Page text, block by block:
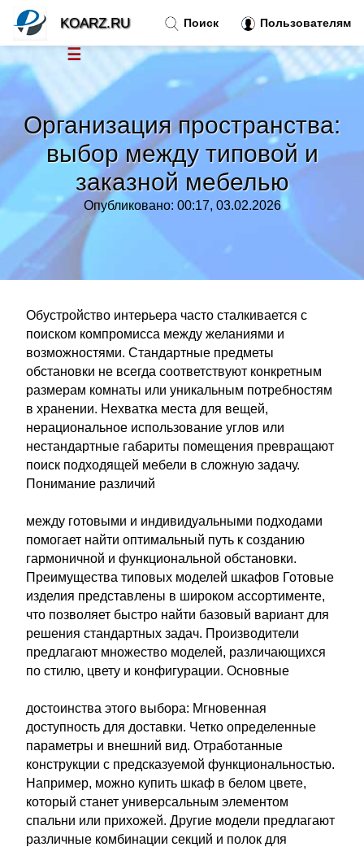
Организация пространства:
выбор между типовой и
заказной мебелью
Опубликовано: 00:17, 03.02.2026
Обустройство интерьера часто сталкивается с
поиском компромисса между желаниями и
возможностями. Стандартные предметы
обстановки не всегда соответствуют конкретным
размерам комнаты или уникальным потребностям
в хранении. Нехватка места для вещей,
нерациональное использование углов или
нестандартные габариты помещения превращают
поиск подходящей мебели в сложную задачу.
Понимание различий
между готовыми и индивидуальными подходами
помогает найти оптимальный путь к созданию
гармоничной и функциональной обстановки.
Преимущества типовых моделей шкафов Готовые
изделия представлены в широком ассортименте,
что позволяет быстро найти базовый вариант для
решения стандартных задач. Производители
предлагают множество моделей, различающихся
по стилю, цвету и конфигурации. Основные
достоинства этого выбора: Мгновенная
доступность для доставки. Четко определенные
параметры и внешний вид. Отработанные
конструкции с предсказуемой функциональностью.
Например, можно купить шкаф в белом цвете,
который станет универсальным элементом
спальни или прихожей. Другие модели предлагают
различные комбинации секций и полок для
Поиск Пользователям
KOARZ.RU
☰
Новости
Тренды новостей
Рубрики»
Правила »
Контакт»